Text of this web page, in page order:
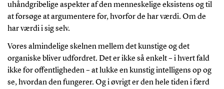
uhåndgribelige aspekter af den menneskelige eksistens og til
at forsøge at argumentere for, hvorfor de har værdi. Om de
har værdi i sig selv.
Vores almindelige skelnen mellem det kunstige og det
organiske bliver udfordret. Det er ikke så enkelt – i hvert fald
ikke for offentligheden – at lukke en kunstig intelligens op og
se, hvordan den fungerer. Og i øvrigt er den hele tiden i færd